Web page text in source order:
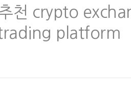
추천 crypto
platform